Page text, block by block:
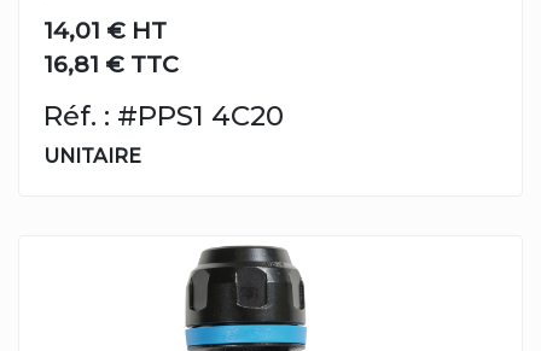
14,01 € HT
16,81 € TTC
Réf. : #PPS1 4C20
UNITAIRE